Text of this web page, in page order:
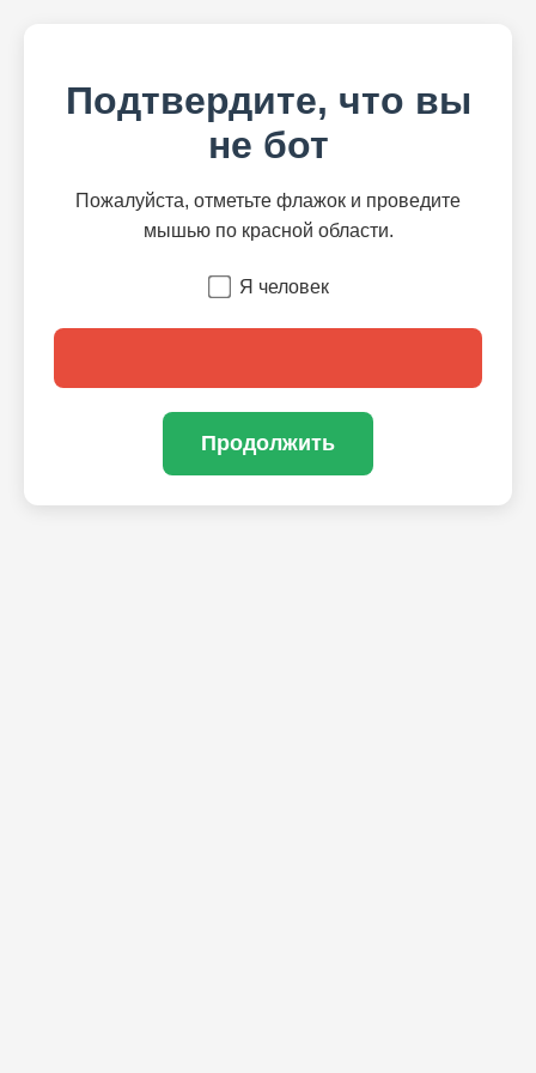
Подтвердите, что вы
не бот
Пожалуйста, отметьте флажок и проведите
мышью по красной области.
Я человек
Продолжить